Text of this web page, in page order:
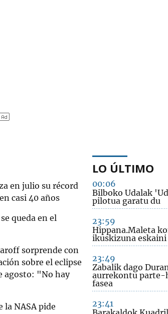
en julio su récord
casi 40 años
queda en el
sorprende con
sobre el eclipse
agosto: "No hay
la NASA pide
LO ÚLTIMO
00:06
Bilboko Udalak
pilotua garatu du
23:59
Hippana.Maleta
ikuskizuna eskaini
23:49
Zabalik dago
aurrekontu
fasea
23:41